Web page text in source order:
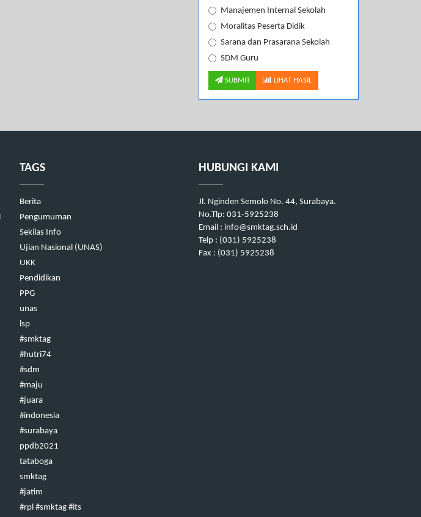
Manajemen Internal Sekolah
Moralitas Peserta Didik
Sarana dan Prasarana Sekolah
SDM Guru
SUBMIT LIHAT HASIL
TAGS
Berita
Pengumuman
Sekilas Info
Ujian Nasional (UNAS)
UKK
Pendidikan
PPG
unas
lsp
#smktag
#hutri74
#sdm
#maju
#juara
#indonesia
#surabaya
ppdb2021
tataboga
smktag
#jatim
#rpl #smktag #its
HUBUNGI KAMI
Jl. Nginden Semolo No. 44, Surabaya.
No.Tlp: 031-5925238
Email : info@smktag.sch.id
Telp : (031) 5925238
Fax : (031) 5925238